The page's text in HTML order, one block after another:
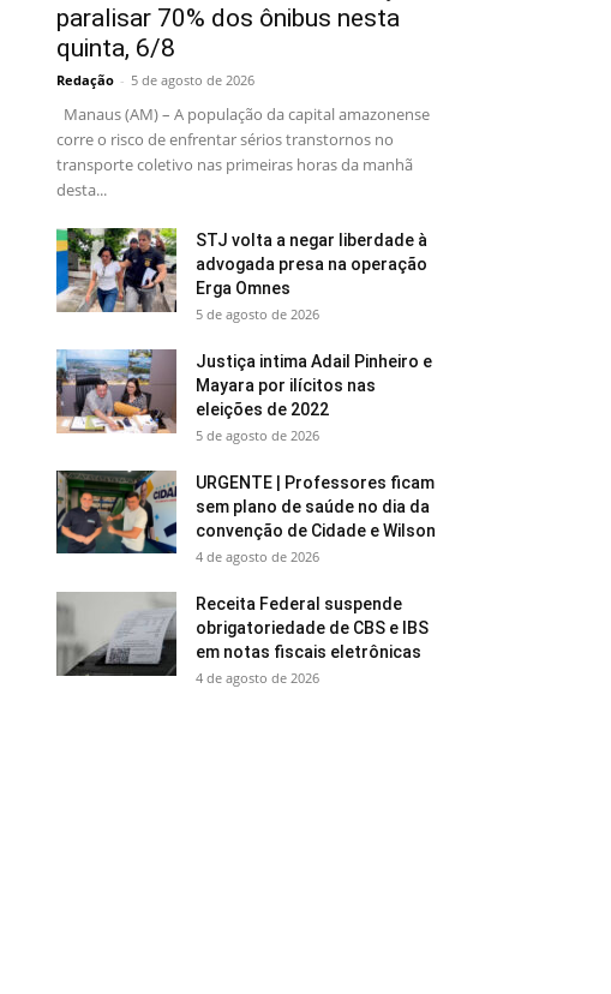
paralisar 70% dos ônibus nesta
quinta, 6/8
Redação - 5 de agosto de 2026
Manaus (AM) – A população da capital amazonense
corre o risco de enfrentar sérios transtornos no
transporte coletivo nas primeiras horas da manhã
desta...
STJ volta a negar liberdade à
advogada presa na operação
Erga Omnes
5 de agosto de 2026
Justiça intima Adail Pinheiro e
Mayara por ilícitos nas
eleições de 2022
5 de agosto de 2026
URGENTE | Professores ficam
sem plano de saúde no dia da
convenção de Cidade e Wilson
4 de agosto de 2026
Receita Federal suspende
obrigatoriedade de CBS e IBS
em notas fiscais eletrônicas
4 de agosto de 2026